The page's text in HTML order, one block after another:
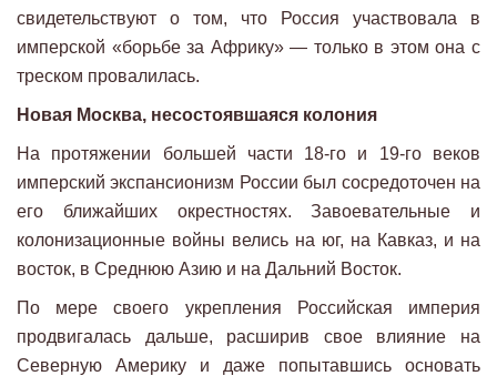
свидетельствуют о том, что Россия участвовала в
имперской «борьбе за Африку» — только в этом она с
треском провалилась.
Новая Москва, несостоявшаяся колония
На протяжении большей части 18-го и 19-го веков
имперский экспансионизм России был сосредоточен на
его ближайших окрестностях. Завоевательные и
колонизационные войны велись на юг, на Кавказ, и на
восток, в Среднюю Азию и на Дальний Восток.
По мере своего укрепления Российская империя
продвигалась дальше, расширив свое влияние на
Северную Америку и даже попытавшись основать